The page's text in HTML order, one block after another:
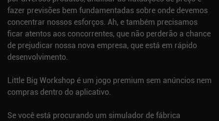
fazer previsões bem fundamentadas sobre onde devemos
concentrar nossos esforços. Ah, e também precisamos
ficar atentos aos concorrentes, que não perderão a chance
de prejudicar nossa nova empresa, que está em rápido
desenvolvimento.
Little Big Workshop é um jogo premium sem anúncios nem
compras dentro do aplicativo.
Se você está procurando um simulador de fábrica